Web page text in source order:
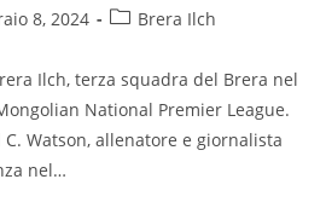
8, 2024 Brera Ilch
Ilch, terza squadra del Brera nel
National Premier League.
Watson, allenatore e giornalista
nel…